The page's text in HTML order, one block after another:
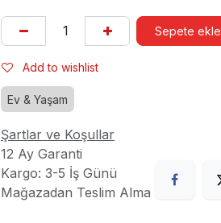
Sepete ekle
Add to wishlist
Ev & Yaşam
Şartlar ve Koşullar
12 Ay Garanti
Kargo: 3-5 İş Günü
Mağazadan Teslim Alma